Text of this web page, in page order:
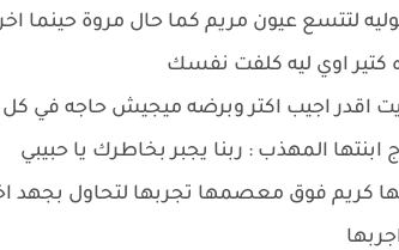
لتتسع عيون مريم كما حال مروة حينما
ده كتير اوي ليه كلفت نفسك
اقدر اجيب اكتر وبرضه ميجيش حاجه في كل
المهذب : ربنا يجبر بخاطرك يا حبيبي
كريم فوق معصمها تجربها لتحاول بجهد